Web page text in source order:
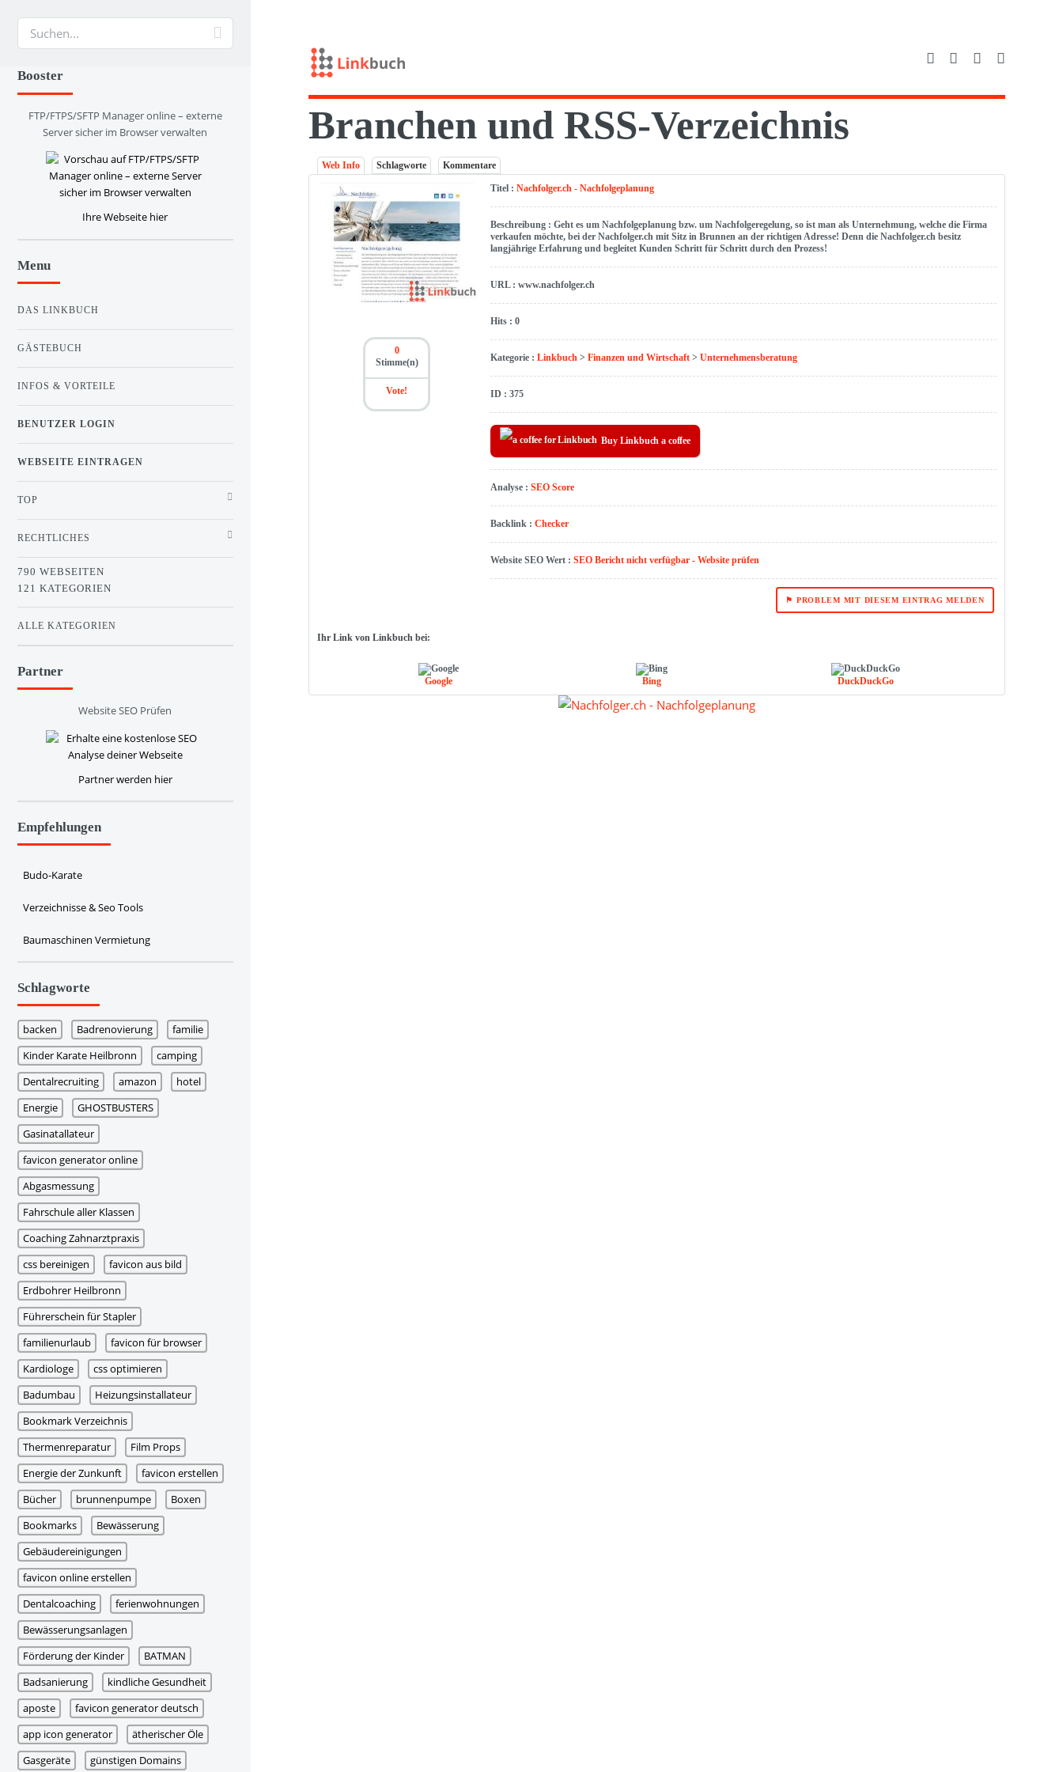
Branchen und RSS-Verzeichnis
Web Info Schlagworte Kommentare
0
Stimme(n)
Vote!
Titel :Nachfolger.ch - Nachfolgeplanung
Beschreibung : Geht es um Nachfolgeplanung bzw. um Nachfolgeregelung, so ist man als Unternehmung, welche die Firma
verkaufen möchte, bei der Nachfolger.ch mit Sitz in Brunnen an der richtigen Adresse! Denn die Nachfolger.ch besitz
langjährige Erfahrung und begleitet Kunden Schritt für Schritt durch den Prozess!
URL : www.nachfolger.ch
Hits : 0
Kategorie :Linkbuch >Finanzen und Wirtschaft >Unternehmensberatung
ID : 375
Buy Linkbuch a coffee
Analyse :SEO Score
Backlink :Checker
Website SEO Wert :SEO Bericht nicht verfügbar - Website prüfen
⚑ PROBLEM MIT DIESEM EINTRAG MELDEN
Ihr Link von Linkbuch bei:
Google Bing DuckDuckGo
Booster
FTP/FTPS/SFTP Manager online – externe
Server sicher im Browser verwalten
Ihre Webseite hier
Menu
DAS LINKBUCH
GÄSTEBUCH
INFOS & VORTEILE
BENUTZER LOGIN
WEBSEITE EINTRAGEN
TOP
RECHTLICHES
790 WEBSEITEN
121 KATEGORIEN
ALLE KATEGORIEN
Partner
Website SEO Prüfen
Partner werden hier
Empfehlungen
Budo-Karate
Verzeichnisse & Seo Tools
Baumaschinen Vermietung
Schlagworte
backen Badrenovierung
familie
Kinder Karate Heilbronn
camping
Dentalrecruiting
amazon
hotel
Energie
GHOSTBUSTERS
Gasinatallateur
favicon generator online
Abgasmessung
Fahrschule aller Klassen
Coaching Zahnarztpraxis
css bereinigen
favicon aus bild
Erdbohrer Heilbronn
Führerschein für Stapler
familienurlaub
favicon für browser
Kardiologe
css optimieren
Badumbau
Heizungsinstallateur
Bookmark Verzeichnis
Thermenreparatur
Film Props
Energie der Zunkunft
favicon erstellen
Bücher
brunnenpumpe
Boxen
Bookmarks
Bewässerung
Gebäudereinigungen
favicon online erstellen
Dentalcoaching
ferienwohnungen
Bewässerungsanlagen
Förderung der Kinder
BATMAN
Badsanierung
kindliche Gesundheit
aposte
favicon generator deutsch
app icon generator
ätherischer Öle
Gasgeräte
günstigen Domains